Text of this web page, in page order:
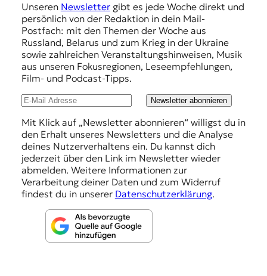
Unseren Newslettergibt es jede Woche direkt und
persönlich von der Redaktion in dein Mail-
Postfach: mit den Themen der Woche aus
Russland, Belarus und zum Krieg in der Ukraine
sowie zahlreichen Veranstaltungshinweisen, Musik
aus unseren Fokusregionen, Leseempfehlungen,
Film- und Podcast-Tipps.
Newsletter abonnieren
Mit Klick auf „Newsletter abonnieren“ willigst du in
den Erhalt unseres Newsletters und die Analyse
deines Nutzerverhaltens ein. Du kannst dich
jederzeit über den Link im Newsletter wieder
abmelden. Weitere Informationen zur
Verarbeitung deiner Daten und zum Widerruf
findest du in unserer Datenschutzerklärung.